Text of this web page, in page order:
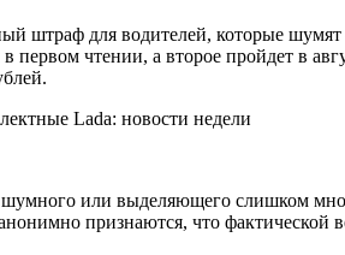
штраф для водителей, которые
чтении, а второе пройдет в
или выделяющего слишком
признаются, что фактической